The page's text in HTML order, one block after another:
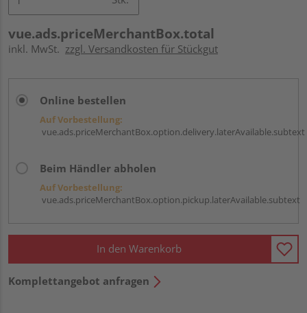
vue.ads.priceMerchantBox.total
inkl. MwSt. zzgl. Versandkosten für Stückgut
Online bestellen
Auf Vorbestellung:
vue.ads.priceMerchantBox.option.delivery.laterAvailable.subtext
Beim Händler abholen
Auf Vorbestellung:
vue.ads.priceMerchantBox.option.pickup.laterAvailable.subtext
In den Warenkorb
Komplettangebot anfragen